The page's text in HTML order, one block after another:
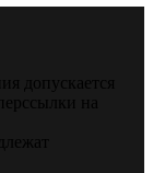
допускается
на